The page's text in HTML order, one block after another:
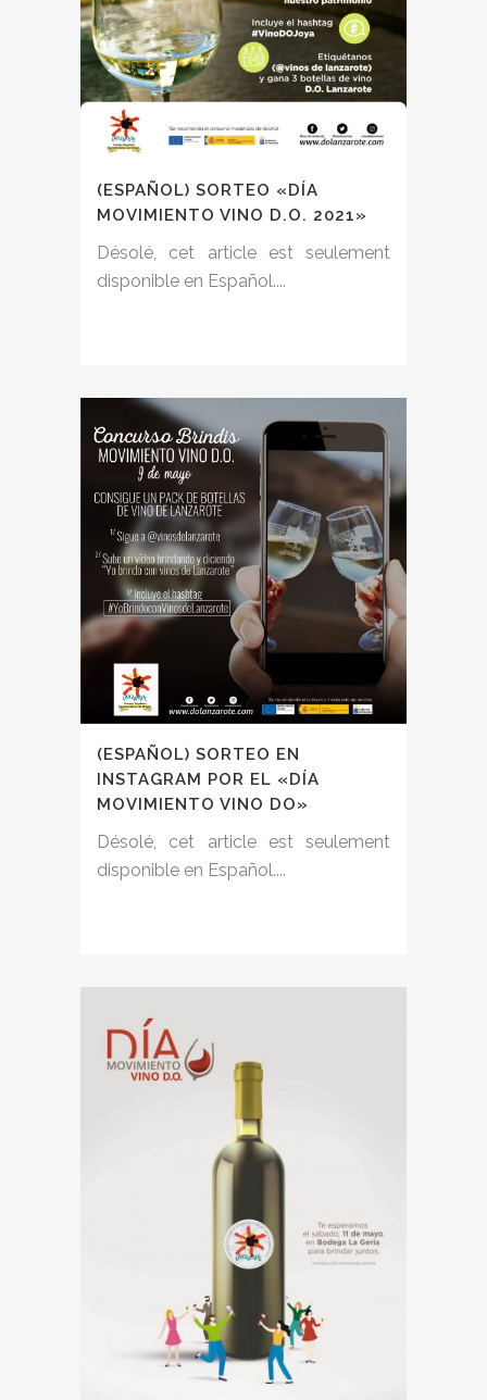
(ESPAÑOL) SORTEO «DÍA
MOVIMIENTO VINO D.O. 2021»
Désolé, cet article est seulement
disponible en Español....
(ESPAÑOL) SORTEO EN
INSTAGRAM POR EL «DÍA
MOVIMIENTO VINO DO»
Désolé, cet article est seulement
disponible en Español....